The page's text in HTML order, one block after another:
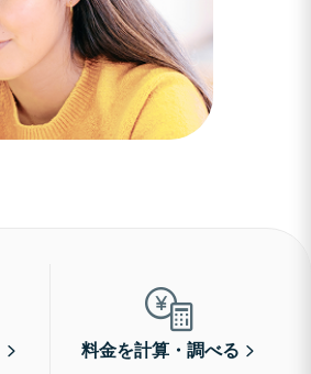
料金を計算・調べる